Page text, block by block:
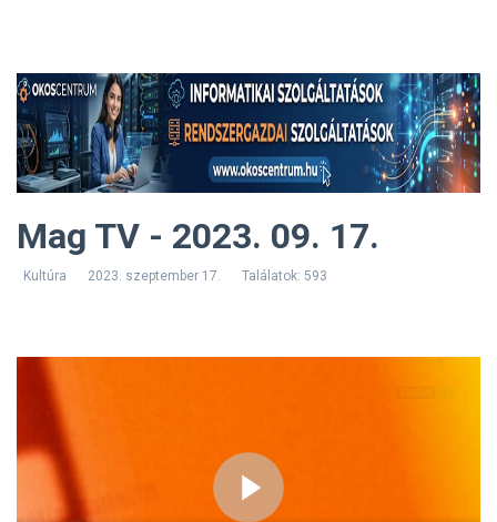
Mag TV - 2023. 09. 17.
Kultúra 2023. szeptember 17. Találatok: 593